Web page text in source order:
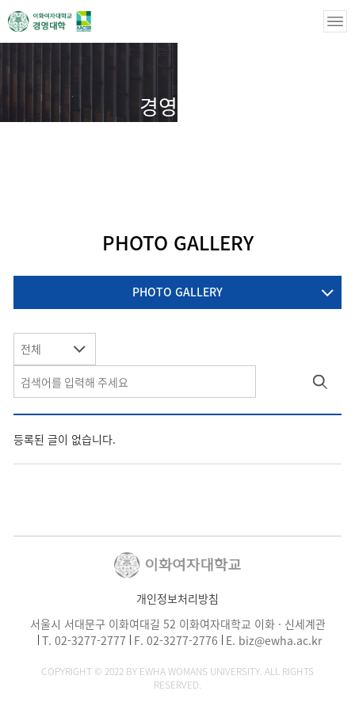
경영학부
PHOTO GALLERY
PHOTO GALLERY
전체
등록된 글이 없습니다.
개인정보처리방침
서울시 서대문구 이화여대길 52 이화여자대학교 이화 · 신세계관
T. 02-3277-2777 F. 02-3277-2776 E. biz@ewha.ac.kr
COPYRIGHT © 2022 BY EWHA WOMANS UNIVERSITY. ALL RIGHTS
RESERVED.